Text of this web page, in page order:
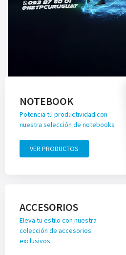
NOTEBOOK
Potencia tu productividad con
nuestra selección de notebooks
VER PRODUCTOS
ACCESORIOS
Eleva tu estilo con nuestra
colección de accesorios
exclusivos